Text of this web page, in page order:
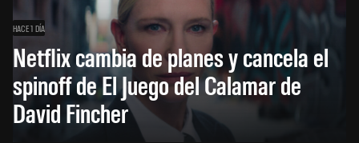
HACE 1 DÍA
Netflix cambia de planes y cancela el
spinoff de El Juego del Calamar de
David Fincher